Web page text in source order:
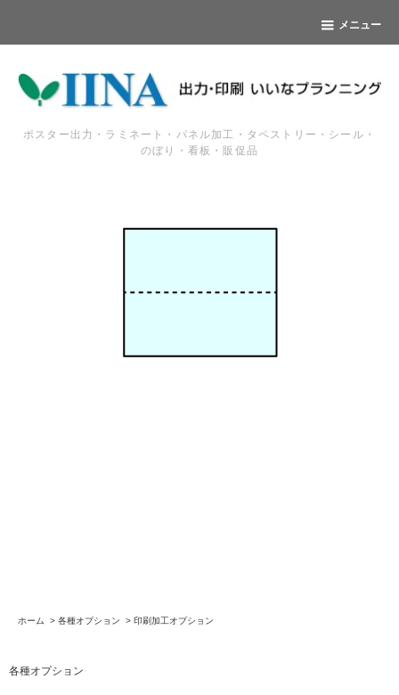
メニュー
ポスター出力・ラミネート・パネル加工・タペストリー・シール・
のぼり・看板・販促品
ホーム > 各種オプション > 印刷加工オプション
各種オプション